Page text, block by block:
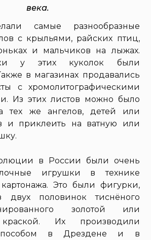
века.
самые разнообразные
с крыльями, райских птиц,
и мальчиков на лыжах.
у этих куколок были
в магазинах продавались
с хромолитографическими
Из этих листов можно было
тех же ангелов, детей или
и приклеить на ватную или
в России были очень
игрушки в технике
Это были фигурки,
двух половинок тиснёного
золотой или
Их производили
в Дрездене и в